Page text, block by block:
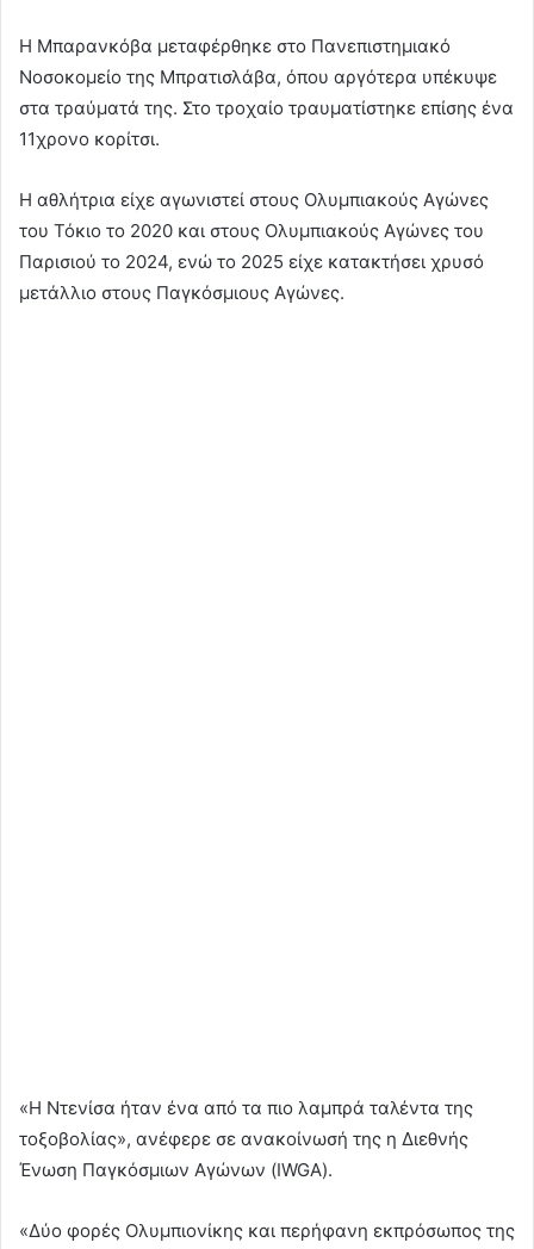
Η Μπαρανκόβα μεταφέρθηκε στο Πανεπιστημιακό
Νοσοκομείο της Μπρατισλάβα, όπου αργότερα υπέκυψε
στα τραύματά της. Στο τροχαίο τραυματίστηκε επίσης ένα
11χρονο κορίτσι.
Η αθλήτρια είχε αγωνιστεί στους Ολυμπιακούς Αγώνες
του Τόκιο το 2020 και στους Ολυμπιακούς Αγώνες του
Παρισιού το 2024, ενώ το 2025 είχε κατακτήσει χρυσό
μετάλλιο στους Παγκόσμιους Αγώνες.
«Η Ντενίσα ήταν ένα από τα πιο λαμπρά ταλέντα της
τοξοβολίας», ανέφερε σε ανακοίνωσή της η Διεθνής
Ένωση Παγκόσμιων Αγώνων (IWGA).
«Δύο φορές Ολυμπιονίκης και περήφανη εκπρόσωπος της